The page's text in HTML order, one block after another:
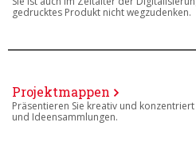
gedrucktes Produkt nicht wegzudenken.
Projektmappen
Präsentieren Sie kreativ und
und Ideensammlungen.